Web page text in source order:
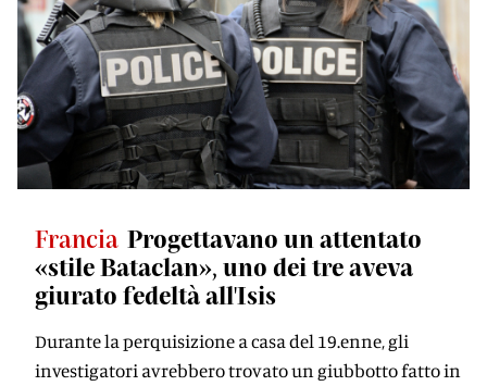
Francia Progettavano un attentato
«stile Bataclan», uno dei tre aveva
giurato fedeltà all'Isis
Durante la perquisizione a casa del 19.enne, gli
investigatori avrebbero trovato un giubbotto fatto in